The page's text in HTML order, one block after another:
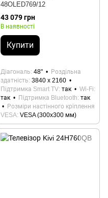
48OLED769/12
43 079 грн
В наявності
Купити
Діагональ 48"
Роздільна
здатність 3840 x 2160
Підтримка Smart TV так
Wi-Fi
так
Підтримка Bluetooth так
Розміри настінного кріплення
VESA VESA (300x300 мм)